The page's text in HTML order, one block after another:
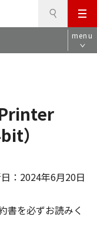
メ
ニ
ュ
menu
）
：2024年6月20日
書を必ずお読みく